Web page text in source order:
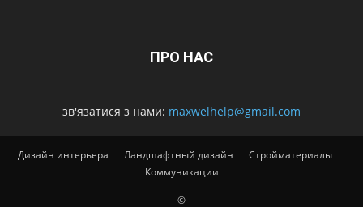
ПРО НАС
зв'язатися з нами: maxwelhelp@gmail.com
Дизайн интерьера Ландшафтный дизайн
Стройматериалы
Коммуникации
©